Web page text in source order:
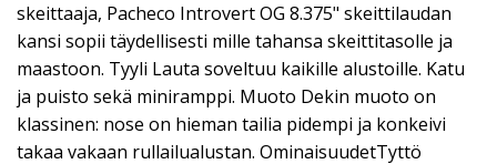
skeittaaja, Pacheco Introvert OG 8.375" skeittilaudan
kansi sopii täydellisesti mille tahansa skeittitasolle ja
maastoon. Tyyli Lauta soveltuu kaikille alustoille. Katu
ja puisto sekä miniramppi. Muoto Dekin muoto on
klassinen: nose on hieman tailia pidempi ja konkeivi
takaa vakaan rullailualustan. OminaisuudetTyttö